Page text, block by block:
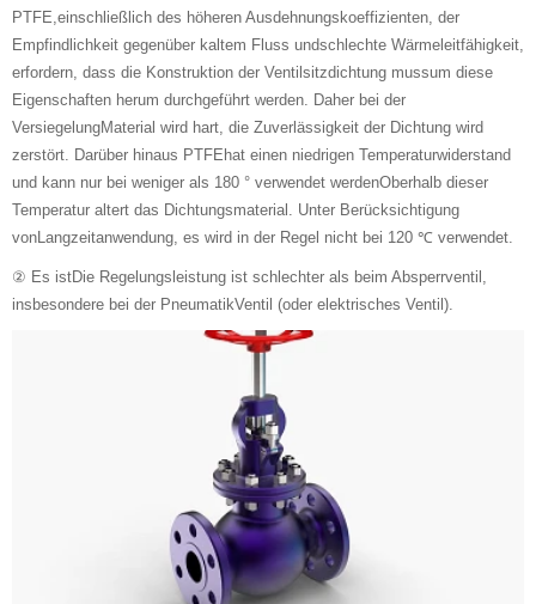
PTFE,einschließlich des höheren Ausdehnungskoeffizienten, der
Empfindlichkeit gegenüber kaltem Fluss undschlechte Wärmeleitfähigkeit,
erfordern, dass die Konstruktion der Ventilsitzdichtung mussum diese
Eigenschaften herum durchgeführt werden. Daher bei der
VersiegelungMaterial wird hart, die Zuverlässigkeit der Dichtung wird
zerstört. Darüber hinaus PTFEhat einen niedrigen Temperaturwiderstand
und kann nur bei weniger als 180 ° verwendet werdenOberhalb dieser
Temperatur altert das Dichtungsmaterial. Unter Berücksichtigung
vonLangzeitanwendung, es wird in der Regel nicht bei 120 ℃ verwendet.
② Es istDie Regelungsleistung ist schlechter als beim Absperrventil,
insbesondere bei der PneumatikVentil (oder elektrisches Ventil).